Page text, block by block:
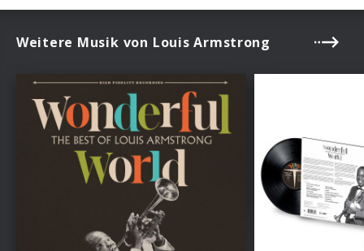
Weitere Musik von Louis Armstrong